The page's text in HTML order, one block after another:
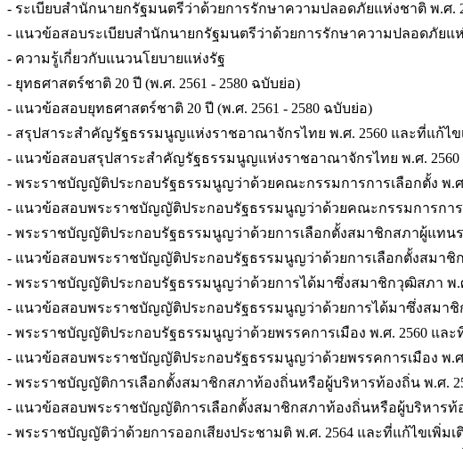
- ระเบียบสำนักนายกรัฐมนตรีว่าด้วยการรักษาความปลอดภัยแห่งชาติ พ.ศ.
- แนวข้อสอบระเบียบสำนักนายกรัฐมนตรีว่าด้วยการรักษาความปลอดภัยแห่
- ความรู้เกี่ยวกับแนวนโยบายแห่งรัฐ
- ยุทธศาสตร์ชาติ 20 ปี (พ.ศ. 2561 - 2580 ฉบับย่อ)
- แนวข้อสอบยุทธศาสตร์ชาติ 20 ปี (พ.ศ. 2561 - 2580 ฉบับย่อ)
- สรุปสาระสำคัญรัฐธรรมนูญแห่งราชอาณาจักรไทย พ.ศ. 2560 และที่แก้ไข
- แนวข้อสอบสรุปสาระสำคัญรัฐธรรมนูญแห่งราชอาณาจักรไทย พ.ศ. 2560
- พระราชบัญญัติประกอบรัฐธรรมนูญว่าด้วยคณะกรรมการการเลือกตั้ง พ.ศ
- แนวข้อสอบพระราชบัญญัติประกอบรัฐธรรมนูญว่าด้วยคณะกรรมการการ
- พระราชบัญญัติประกอบรัฐธรรมนูญว่าด้วยการเลือกตั้งสมาชิกสภาผู้แทนร
- แนวข้อสอบพระราชบัญญัติประกอบรัฐธรรมนูญว่าด้วยการเลือกตั้งสมาชิ
- พระราชบัญญัติประกอบรัฐธรรมนูญว่าด้วยการได้มาซึ่งสมาชิกวุฒิสภา พ.ศ
- แนวข้อสอบพระราชบัญญัติประกอบรัฐธรรมนูญว่าด้วยการได้มาซึ่งสมาชิ
- พระราชบัญญัติประกอบรัฐธรรมนูญว่าด้วยพรรคการเมือง พ.ศ. 2560 และ
- แนวข้อสอบพระราชบัญญัติประกอบรัฐธรรมนูญว่าด้วยพรรคการเมือง พ.ศ.
- พระราชบัญญัติการเลือกตั้งสมาชิกสภาท้องถิ่นหรือผู้บริหารท้องถิ่น พ.ศ.
- แนวข้อสอบพระราชบัญญัติการเลือกตั้งสมาชิกสภาท้องถิ่นหรือผู้บริหารท้อ
- พระราชบัญญัติว่าด้วยการออกเสียงประชามติ พ.ศ. 2564 และที่แก้ไขเพิ่มเ